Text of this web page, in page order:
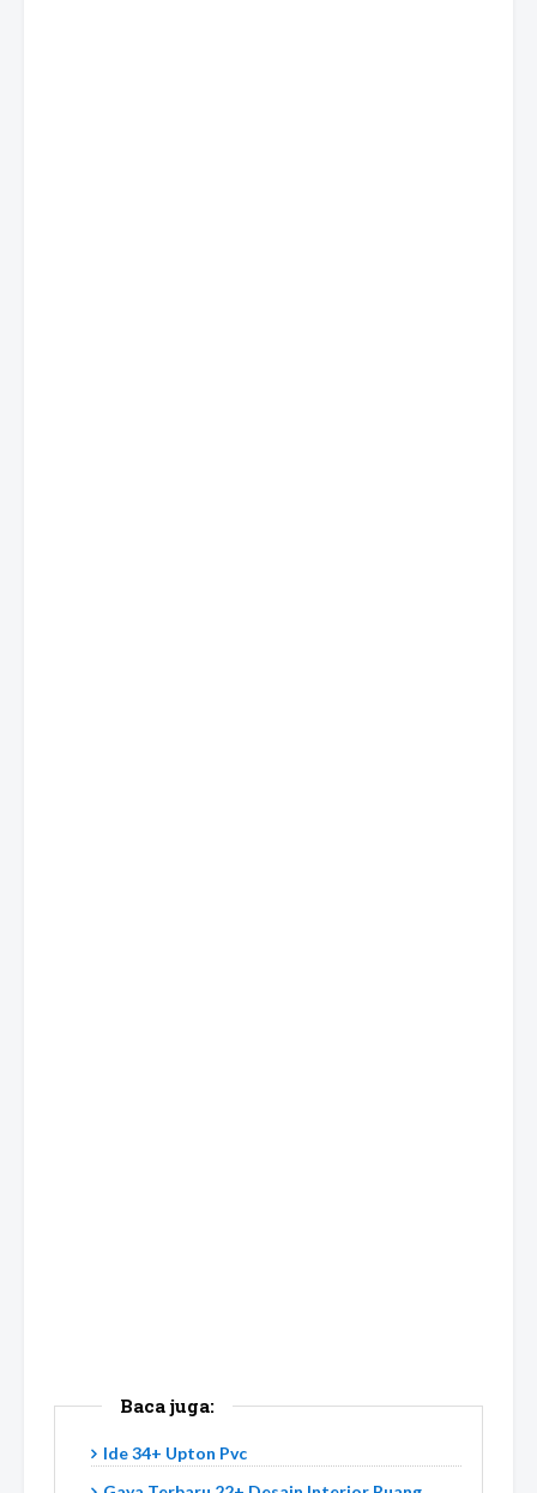
Baca juga:
Ide 34+ Upton Pvc